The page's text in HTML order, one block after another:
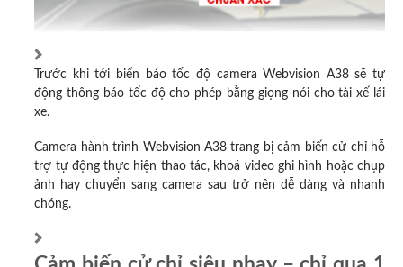
Trước khi tới biển báo tốc độ camera Webvision A38 sẽ tự
động thông báo tốc độ cho phép bằng giọng nói cho tài xế lái
xe.
Camera hành trình Webvision A38 trang bị cảm biến cử chỉ hỗ
trợ tự động thực hiện thao tác, khoá video ghi hình hoặc chụp
ảnh hay chuyển sang camera sau trở nên dễ dàng và nhanh
chóng.